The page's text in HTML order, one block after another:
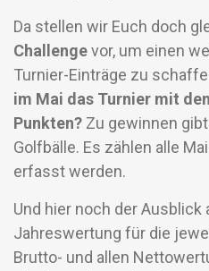
Da stellen wir Euch doch
Challengevor, um einen
Turnier-Einträge zu
im Mai das Turnier mit
Punkten? Zu gewinnen
Golfbälle. Es zählen alle
erfasst werden.
Und hier noch der Ausblick
Jahreswertung für die
Brutto- und allen